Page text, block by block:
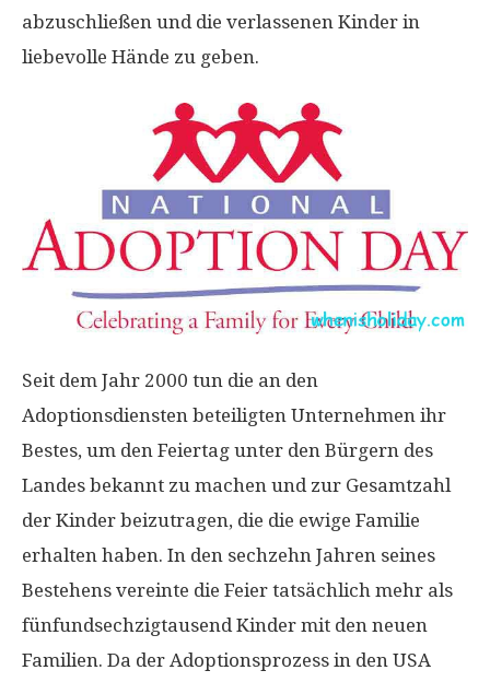
abzuschließen und die verlassenen Kinder in
liebevolle Hände zu geben.
Seit dem Jahr 2000 tun die an den
Adoptionsdiensten beteiligten Unternehmen ihr
Bestes, um den Feiertag unter den Bürgern des
Landes bekannt zu machen und zur Gesamtzahl
der Kinder beizutragen, die die ewige Familie
erhalten haben. In den sechzehn Jahren seines
Bestehens vereinte die Feier tatsächlich mehr als
fünfundsechzigtausend Kinder mit den neuen
Familien. Da der Adoptionsprozess in den USA